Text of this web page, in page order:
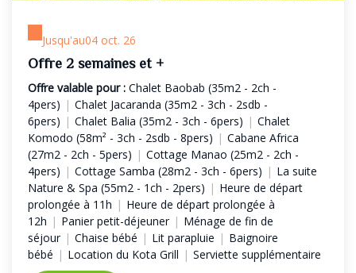
Jusqu'au04 oct. 26
Offre 2 semaines et +
Offre valable pour : Chalet Baobab (35m2 - 2ch -
4pers) | Chalet Jacaranda (35m2 - 3ch - 2sdb -
6pers) | Chalet Balia (35m2 - 3ch - 6pers) | Chalet
Komodo (58m² - 3ch - 2sdb - 8pers) | Cabane Africa
(27m2 - 2ch - 5pers) | Cottage Manao (25m2 - 2ch -
4pers) | Cottage Samba (28m2 - 3ch - 6pers) | La suite
Nature & Spa (55m2 - 1ch - 2pers) | Heure de départ
prolongée à 11h | Heure de départ prolongée à
12h | Panier petit-déjeuner | Ménage de fin de
séjour | Chaise bébé | Lit parapluie | Baignoire
bébé | Location du Kota Grill | Serviette supplémentaire